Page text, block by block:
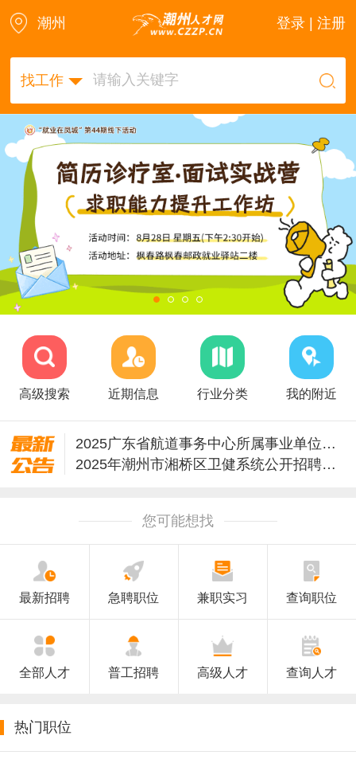
潮州 登录 | 注册
找工作
高级搜索 近期信息 行业分类 我的附近
2025广东省航道事务中心所属事业单位招聘124人公告
2025年潮州市湘桥区卫健系统公开招聘工作人员的公告
教育部直属事业单位2026年度公开招聘公告（应届生）
鼓励企业吸纳就业！潮州有这些政策→
您可能想找
最新招聘 急聘职位 兼职实习 查询职位
全部人才 普工招聘 高级人才 查询人才
热门职位